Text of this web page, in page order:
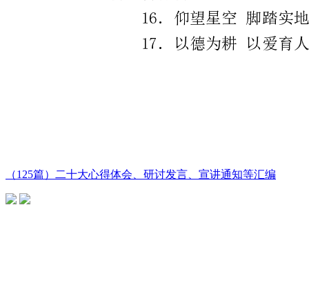
（125篇）二十大心得体会、研讨发言、宣讲通知等汇编